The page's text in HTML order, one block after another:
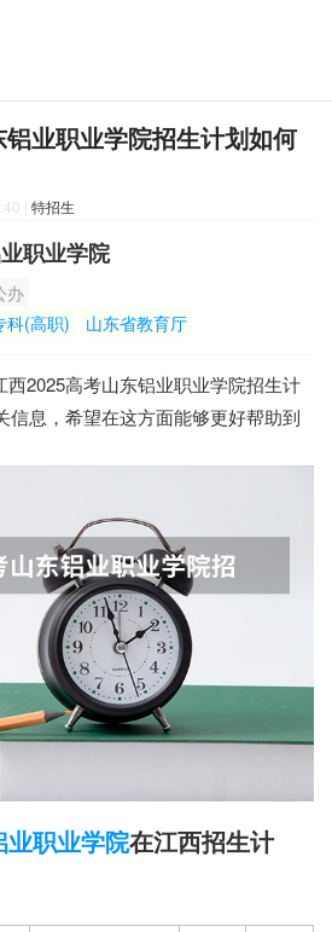
业职业学院招生计划如何
| 特招生
职业学院
办
科(高职) 山东省教育厅
2025高考山东铝业职业学院招生计
信息，希望在这方面能够更好帮助到
业职业学院在江西招生计